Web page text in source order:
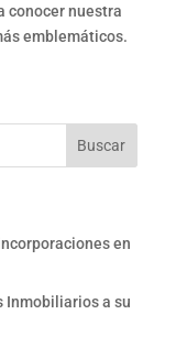
conocer nuestra
emblemáticos.
en
Inmobiliarios a su